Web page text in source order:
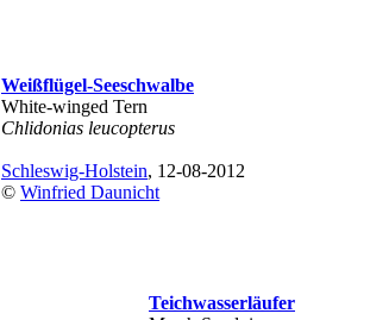
Weißflügel-Seeschwalbe
White-winged Tern
Chlidonias leucopterus
Schleswig-Holstein, 12-08-2012
© Winfried Daunicht
Teichwasserläufer